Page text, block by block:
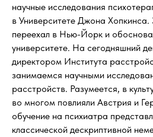
научные исследования
в Университете Джона Хопкинса.
переехал в Нью-Йорк и
университете. На сегодняшний
директором Института
занимаемся научными
расстройств. Разумеется, в
во многом повлияли Австрия и
обучение на психиатра
классической дескриптивной